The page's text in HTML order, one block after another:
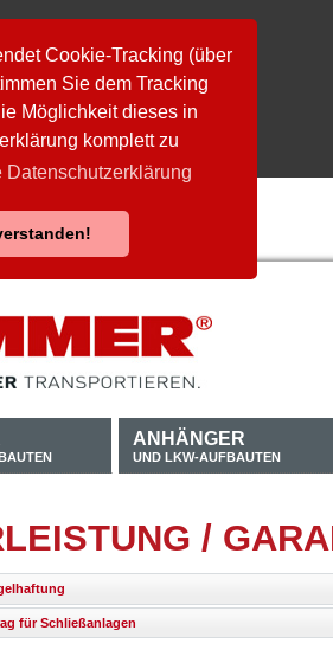
Cookie-Tracking (über
Sie dem Tracking
Möglichkeit dieses in
komplett zu
Datenschutzerklärung
ANHÄNGER
UND LKW-AUFBAUTEN
/
für Schließanlagen